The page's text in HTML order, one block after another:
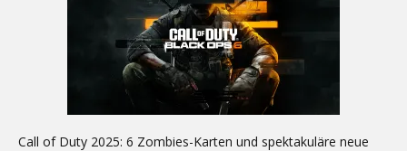
Call of Duty 2025: 6 Zombies-Karten und spektakuläre neue